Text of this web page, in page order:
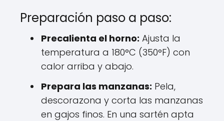
Preparación paso a paso:
Precalienta el horno: Ajusta la
temperatura a 180°C (350°F) con
calor arriba y abajo.
Prepara las manzanas: Pela,
descorazona y corta las manzanas
en gajos finos. En una sartén apta